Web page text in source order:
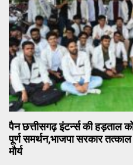
पैन छत्तीसगढ़ इंटर्न्स की हड़ताल
पूर्ण समर्थन,भाजपा सरकार
मौर्य